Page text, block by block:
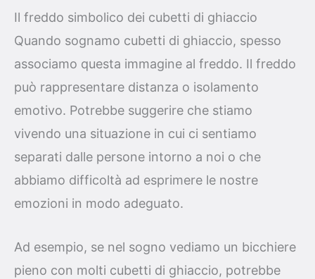
Il freddo simbolico dei cubetti di ghiaccio
Quando sognamo cubetti di ghiaccio, spesso
associamo questa immagine al freddo. Il freddo
può rappresentare distanza o isolamento
emotivo. Potrebbe suggerire che stiamo
vivendo una situazione in cui ci sentiamo
separati dalle persone intorno a noi o che
abbiamo difficoltà ad esprimere le nostre
emozioni in modo adeguato.
Ad esempio, se nel sogno vediamo un bicchiere
pieno con molti cubetti di ghiaccio, potrebbe